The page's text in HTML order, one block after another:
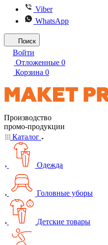
Viber
WhatsApp
Поиск
Войти
Отложенные 0
Корзина 0
Производство
промо-продукции
Каталог
Одежда
Головные уборы
Детские товары